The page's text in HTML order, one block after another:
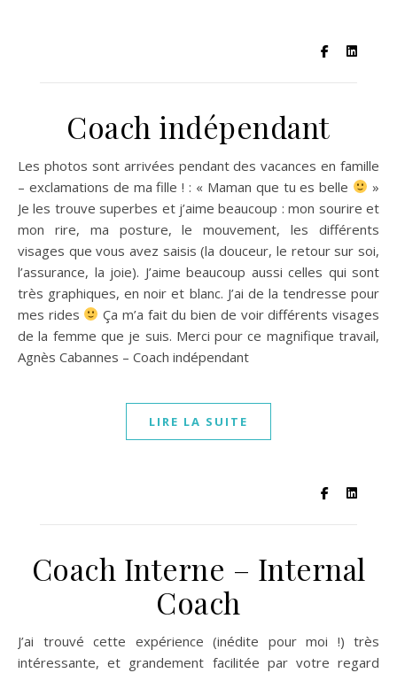
Coach indépendant
Les photos sont arrivées pendant des vacances en famille
– exclamations de ma fille ! : « Maman que tu es belle
»
Je les trouve superbes et j’aime beaucoup : mon sourire et
mon rire, ma posture, le mouvement, les différents
visages que vous avez saisis (la douceur, le retour sur soi,
l’assurance, la joie). J’aime beaucoup aussi celles qui sont
très graphiques, en noir et blanc. J’ai de la tendresse pour
mes rides
Ça m’a fait du bien de voir différents visages
de la femme que je suis. Merci pour ce magnifique travail,
Agnès Cabannes – Coach indépendant
LIRE LA SUITE
Coach Interne – Internal
Coach
J’ai trouvé cette expérience (inédite pour moi !) très
intéressante, et grandement facilitée par votre regard